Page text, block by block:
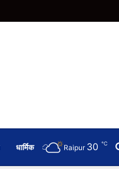
धार्मिक Raipur 30 ℃